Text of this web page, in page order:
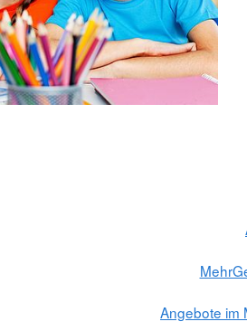
Angebote im